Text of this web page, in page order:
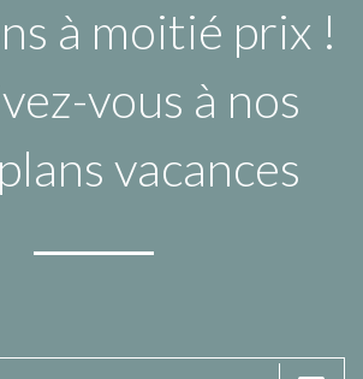
à moitié prix !
vous à nos
vacances